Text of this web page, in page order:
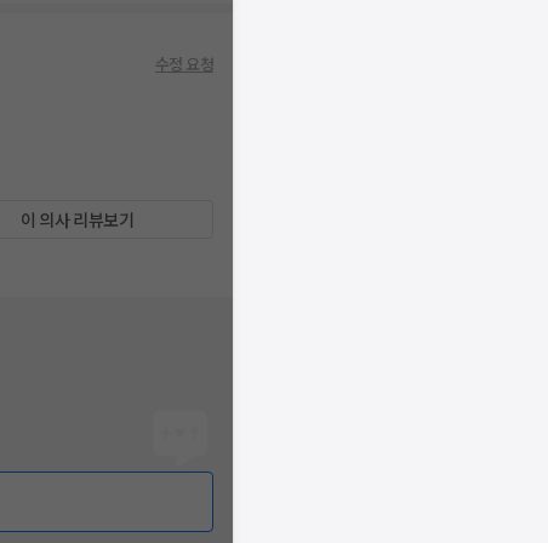
수정 요청
이 의사 리뷰보기